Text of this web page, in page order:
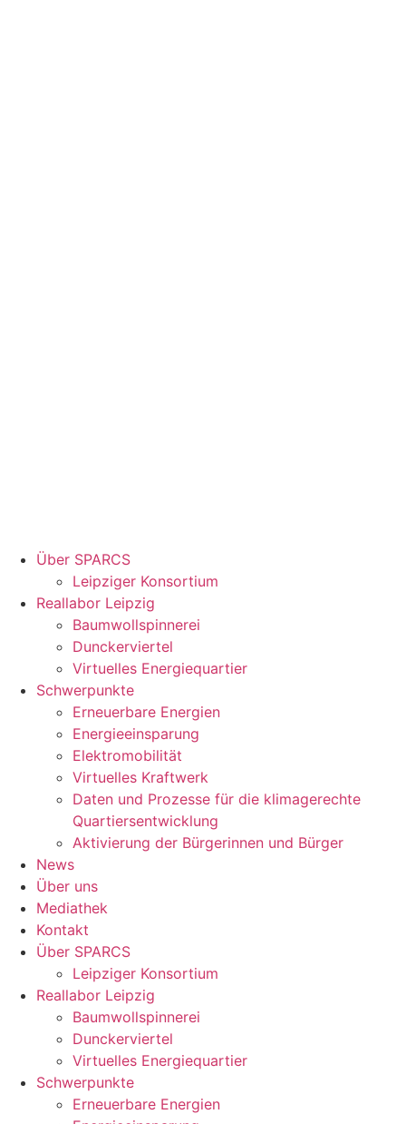
Über SPARCS
Leipziger Konsortium
Reallabor Leipzig
Baumwollspinnerei
Dunckerviertel
Virtuelles Energiequartier
Schwerpunkte
Erneuerbare Energien
Energieeinsparung
Elektromobilität
Virtuelles Kraftwerk
Daten und Prozesse für die klimagerechte
Quartiersentwicklung
Aktivierung der Bürgerinnen und Bürger
News
Über uns
Mediathek
Kontakt
Über SPARCS
Leipziger Konsortium
Reallabor Leipzig
Baumwollspinnerei
Dunckerviertel
Virtuelles Energiequartier
Schwerpunkte
Erneuerbare Energien